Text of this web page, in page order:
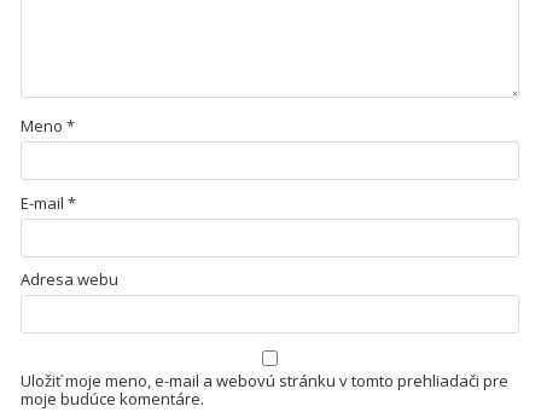
Meno *
E-mail *
Adresa webu
Uložiť moje meno, e-mail a webovú stránku v tomto prehliadači pre
moje budúce komentáre.